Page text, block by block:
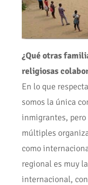
¿Qué otras
religiosas
En lo que
somos la única
inmigrantes, pero
múltiples
como
regional es muy
internacional,